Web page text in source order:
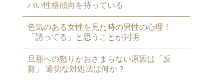
バい性格傾向を持っている
色気のある女性を見た時の男性の心理！
「誘ってる」と思うことが判明
旦那への怒りがおさまらない原因は「反
芻」 適切な対処法は何か？